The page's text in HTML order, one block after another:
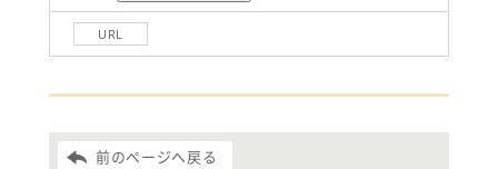
URL
前のページへ戻る